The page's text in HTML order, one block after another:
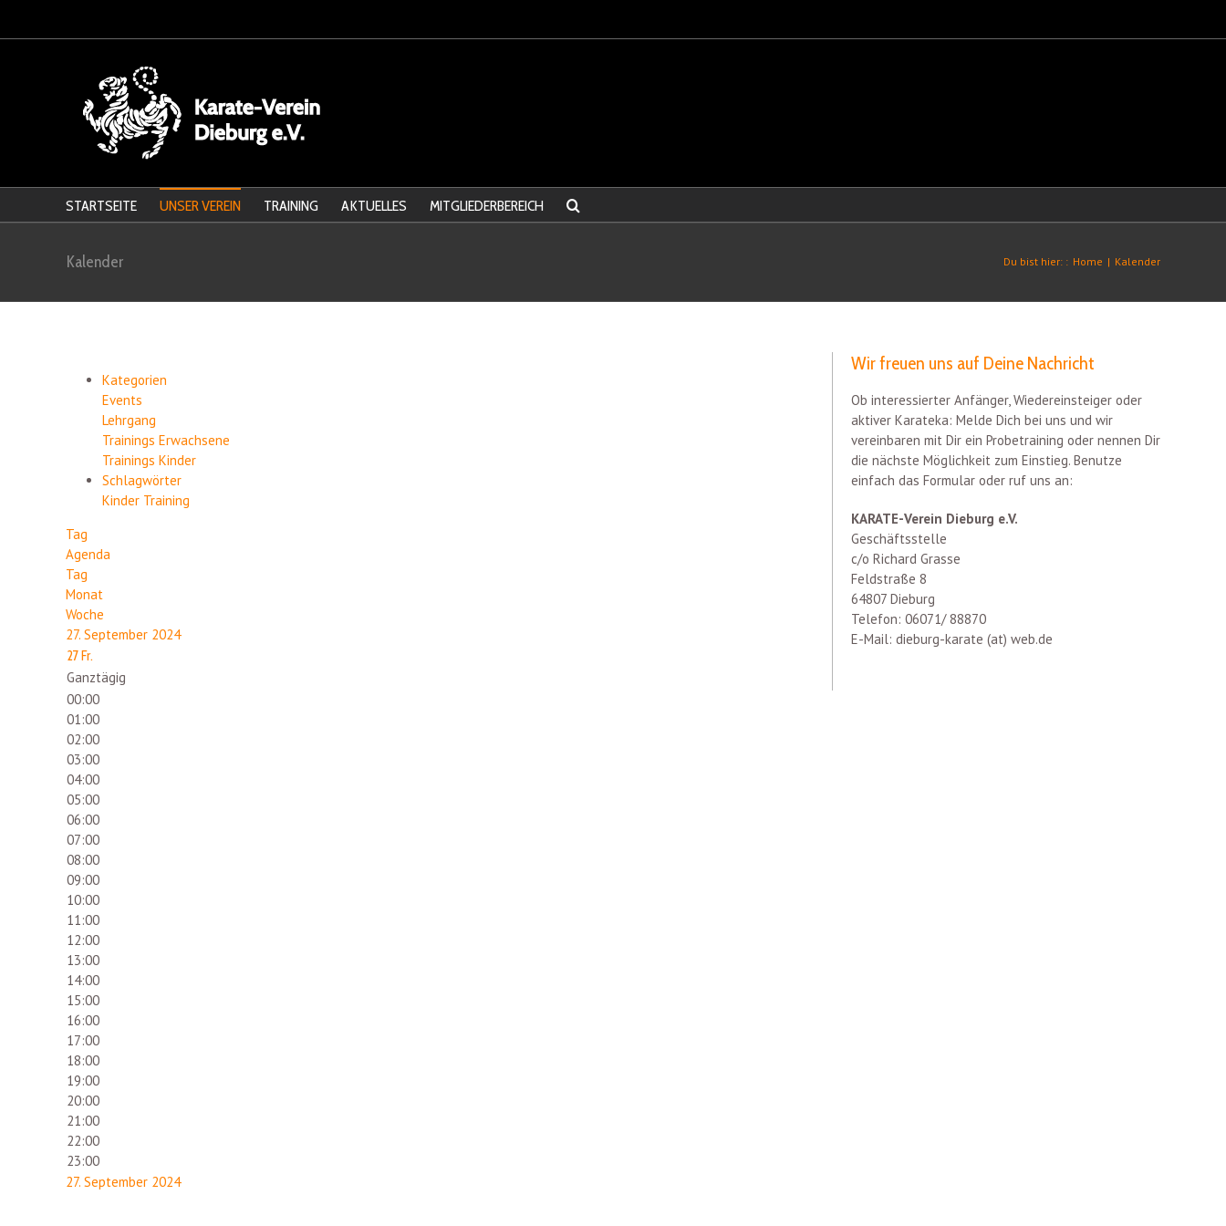
STARTSEITE UNSER VEREIN TRAINING AKTUELLES MITGLIEDERBEREICH
Kalender Du bist hier: : Home | Kalender
Kategorien
Events
Lehrgang
Trainings Erwachsene
Trainings Kinder
Schlagwörter
Kinder Training
Tag
Agenda
Tag
Monat
Woche
27. September 2024
27Fr.
Ganztägig
00:00
01:00
02:00
03:00
04:00
05:00
06:00
07:00
08:00
09:00
10:00
11:00
12:00
13:00
14:00
15:00
16:00
17:00
18:00
19:00
20:00
21:00
22:00
23:00
27. September 2024
Wir freuen uns auf Deine Nachricht
Ob interessierter Anfänger, Wiedereinsteiger oder
aktiver Karateka: Melde Dich bei uns und wir
vereinbaren mit Dir ein Probetraining oder nennen Dir
die nächste Möglichkeit zum Einstieg. Benutze
einfach das Formular oder ruf uns an:
KARATE-Verein Dieburg e.V.
Geschäftsstelle
c/o Richard Grasse
Feldstraße 8
64807 Dieburg
Telefon: 06071/ 88870
E-Mail: dieburg-karate (at) web.de